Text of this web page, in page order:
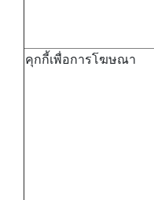
คุกกี้เพื่อการโฆษณา